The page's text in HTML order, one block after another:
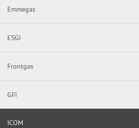
Emmegas
ESGI
Frontgas
GFI
ICOM